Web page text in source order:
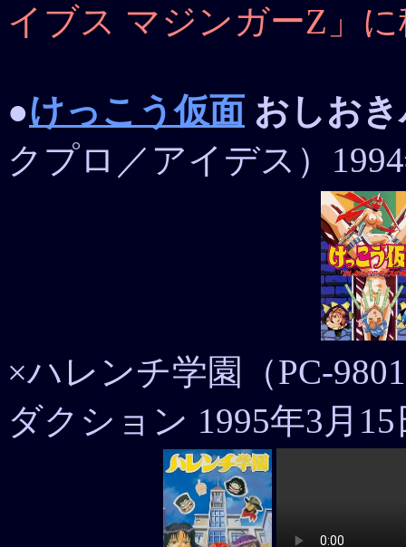
イブス マジンガーZ」
●けっこう仮面 おしお
クプロ／アイデス）
×ハレンチ学園（PC-
ダクション 1995年3月